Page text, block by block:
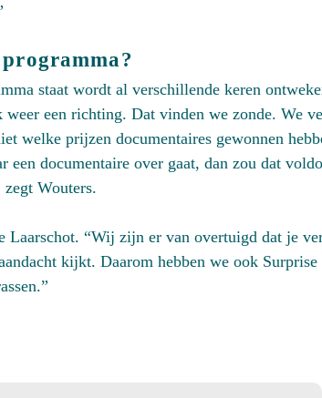
staat wordt al verschillende keren
een richting. Dat vinden we zonde. We
welke prijzen documentaires gewonnen
een documentaire over gaat, dan zou dat
Wouters.
Laarschot. “Wij zijn er van overtuigd dat je
kijkt. Daarom hebben we ook